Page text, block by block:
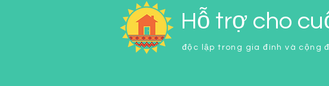
Hỗ trợ cho
độc lập trong gia đình và cộng